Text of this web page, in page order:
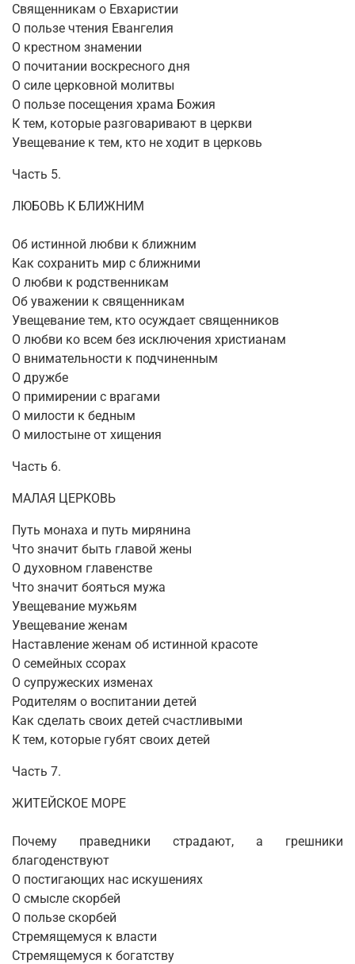
Священникам о Евхаристии
О пользе чтения Евангелия
О крестном знамении
О почитании воскресного дня
О силе церковной молитвы
О пользе посещения храма Божия
К тем, которые разговаривают в церкви
Увещевание к тем, кто не ходит в церковь
Часть 5.
ЛЮБОВЬ К БЛИЖНИМ
Об истинной любви к ближним
Как сохранить мир с ближними
О любви к родственникам
Об уважении к священникам
Увещевание тем, кто осуждает священников
О любви ко всем без исключения христианам
О внимательности к подчиненным
О дружбе
О примирении с врагами
О милости к бедным
О милостыне от хищения
Часть 6.
МАЛАЯ ЦЕРКОВЬ
Путь монаха и путь мирянина
Что значит быть главой жены
О духовном главенстве
Что значит бояться мужа
Увещевание мужьям
Увещевание женам
Наставление женам об истинной красоте
О семейных ссорах
О супружеских изменах
Родителям о воспитании детей
Как сделать своих детей счастливыми
К тем, которые губят своих детей
Часть 7.
ЖИТЕЙСКОЕ МОРЕ
Почему праведники страдают, а грешники
благоденствуют
О постигающих нас искушениях
О смысле скорбей
О пользе скорбей
Стремящемуся к власти
Стремящемуся к богатству